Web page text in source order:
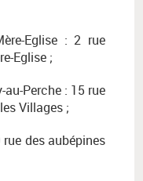
Eglise : 2 rue
Eglise ;
Perche : 15 rue
Villages ;
des aubépines